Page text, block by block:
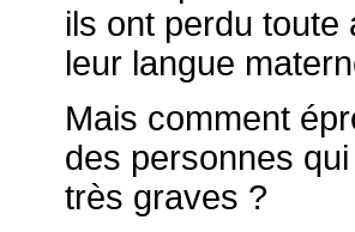
ils ont perdu
leur langue
Mais comment
des personnes
très graves ?